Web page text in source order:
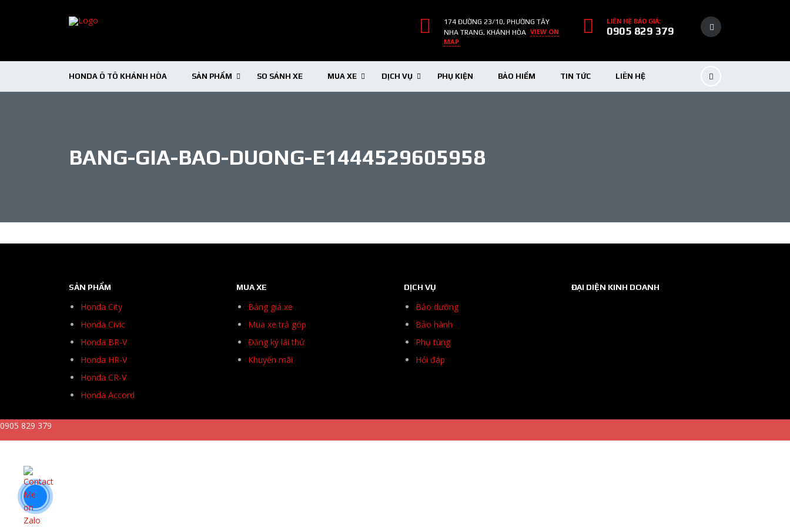
LIÊN HỆ BÁO GIÁ:
0905 829 379
174 ĐƯỜNG 23/10, PHƯỜNG TÂY
NHA TRANG, KHÁNH HÒA VIEW ON
MAP
HONDA Ô TÔ KHÁNH HÒA SẢN PHẨM SO SÁNH XE MUA XE DỊCH VỤ PHỤ KIỆN BẢO HIỂM TIN TỨC LIÊN HỆ
BANG-GIA-BAO-DUONG-E1444529605958
SẢN PHẨM
Honda City
Honda Civic
Honda BR-V
Honda HR-V
Honda CR-V
Honda Accord
MUA XE
Bảng giá xe
Mua xe trả góp
Đăng ký lái thử
Khuyến mãi
DỊCH VỤ
Bảo dưỡng
Bảo hành
Phụ tùng
Hỏi đáp
ĐẠI DIỆN KINH DOANH
0905 829 379